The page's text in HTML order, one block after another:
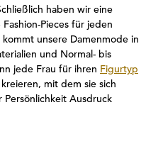
haben wir eine
Pieces für jeden
unsere Damenmode in
und Normal- bis
jede Frau für ihren Figurtyp
mit dem sie sich
Ausdruck